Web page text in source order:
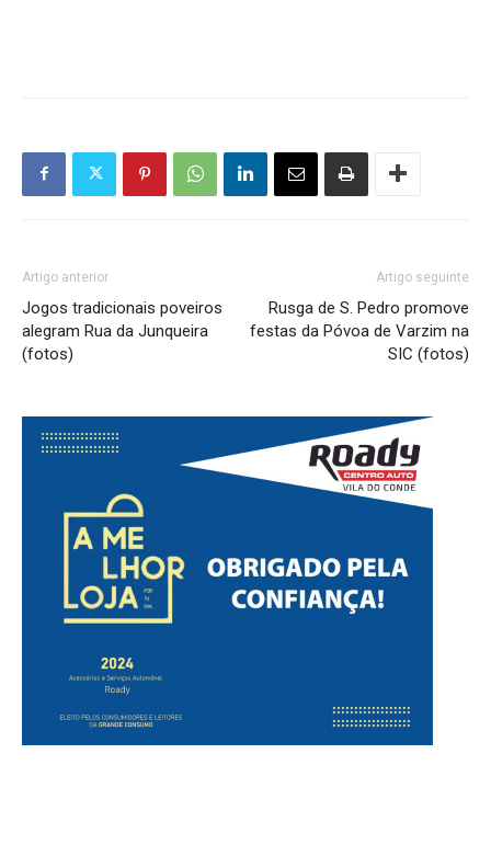
Artigo anterior
Jogos tradicionais poveiros
alegram Rua da Junqueira
(fotos)
Artigo seguinte
Rusga de S. Pedro promove
festas da Póvoa de Varzim na
SIC (fotos)